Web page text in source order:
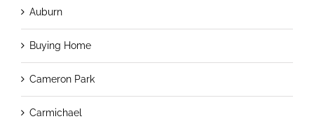
Auburn
Buying Home
Cameron Park
Carmichael